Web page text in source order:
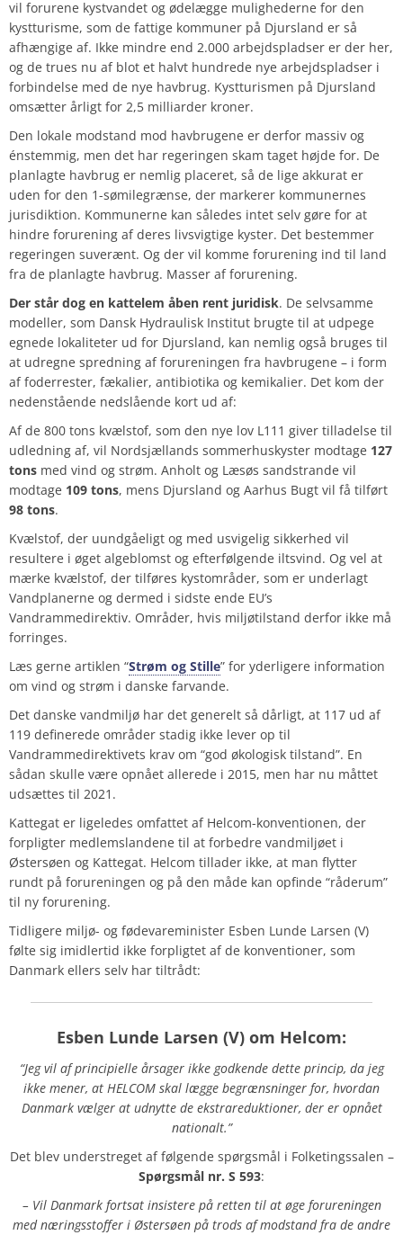
vil forurene kystvandet og ødelægge mulighederne for den
kystturisme, som de fattige kommuner på Djursland er så
afhængige af. Ikke mindre end 2.000 arbejdspladser er der her,
og de trues nu af blot et halvt hundrede nye arbejdspladser i
forbindelse med de nye havbrug. Kystturismen på Djursland
omsætter årligt for 2,5 milliarder kroner.
Den lokale modstand mod havbrugene er derfor massiv og
énstemmig, men det har regeringen skam taget højde for. De
planlagte havbrug er nemlig placeret, så de lige akkurat er
uden for den 1-sømilegrænse, der markerer kommunernes
jurisdiktion. Kommunerne kan således intet selv gøre for at
hindre forurening af deres livsvigtige kyster. Det bestemmer
regeringen suverænt. Og der vil komme forurening ind til land
fra de planlagte havbrug. Masser af forurening.
Der står dog en kattelem åben rent juridisk. De selvsamme
modeller, som Dansk Hydraulisk Institut brugte til at udpege
egnede lokaliteter ud for Djursland, kan nemlig også bruges til
at udregne spredning af forureningen fra havbrugene – i form
af foderrester, fækalier, antibiotika og kemikalier. Det kom der
nedenstående nedslående kort ud af:
Af de 800 tons kvælstof, som den nye lov L111 giver tilladelse til
udledning af, vil Nordsjællands sommerhuskyster modtage 127
tons med vind og strøm. Anholt og Læsøs sandstrande vil
modtage 109 tons, mens Djursland og Aarhus Bugt vil få tilført
98 tons.
Kvælstof, der uundgåeligt og med usvigelig sikkerhed vil
resultere i øget algeblomst og efterfølgende iltsvind. Og vel at
mærke kvælstof, der tilføres kystområder, som er underlagt
Vandplanerne og dermed i sidste ende EU’s
Vandrammedirektiv. Områder, hvis miljøtilstand derfor ikke må
forringes.
Læs gerne artiklen “Strøm og Stille” for yderligere information
om vind og strøm i danske farvande.
Det danske vandmiljø har det generelt så dårligt, at 117 ud af
119 definerede områder stadig ikke lever op til
Vandrammedirektivets krav om “god økologisk tilstand”. En
sådan skulle være opnået allerede i 2015, men har nu måttet
udsættes til 2021.
Kattegat er ligeledes omfattet af Helcom-konventionen, der
forpligter medlemslandene til at forbedre vandmiljøet i
Østersøen og Kattegat. Helcom tillader ikke, at man flytter
rundt på forureningen og på den måde kan opfinde “råderum”
til ny forurening.
Tidligere miljø- og fødevareminister Esben Lunde Larsen (V)
følte sig imidlertid ikke forpligtet af de konventioner, som
Danmark ellers selv har tiltrådt:
Esben Lunde Larsen (V) om Helcom:
“Jeg vil af principielle årsager ikke godkende dette princip, da jeg
ikke mener, at HELCOM skal lægge begrænsninger for, hvordan
Danmark vælger at udnytte de ekstrareduktioner, der er opnået
nationalt.”
Det blev understreget af følgende spørgsmål i Folketingssalen –
Spørgsmål nr. S 593:
– Vil Danmark fortsat insistere på retten til at øge forureningen
med næringsstoffer i Østersøen på trods af modstand fra de andre